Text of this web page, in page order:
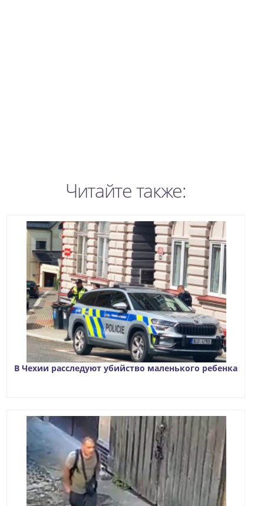
Читайте также:
В Чехии расследуют убийство маленького ребенка